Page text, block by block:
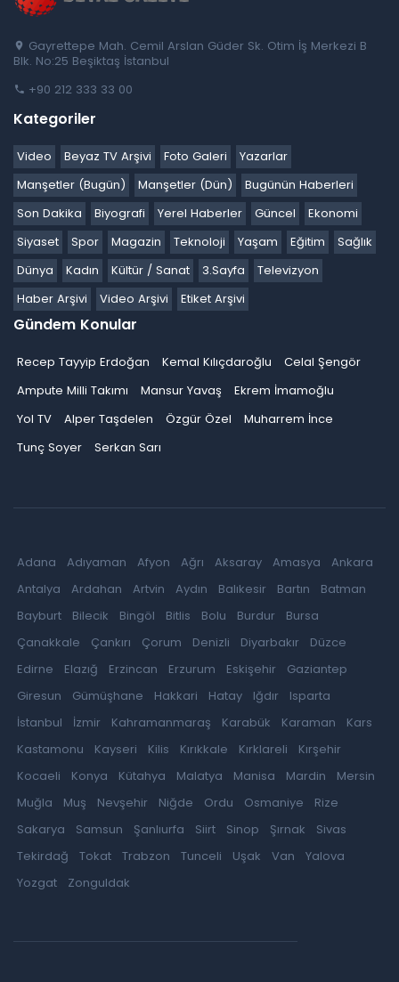
Gayrettepe Mah. Cemil Arslan Güder Sk. Otim İş Merkezi B
Blk. No:25 Beşiktaş İstanbul
+90 212 333 33 00
Kategoriler
Video Beyaz TV Arşivi Foto Galeri
Yazarlar
Manşetler (Bugün)
Manşetler (Dün)
Bugünün Haberleri
Son Dakika
Biyografi Yerel Haberler Güncel
Ekonomi
Siyaset
Spor Magazin Teknoloji Yaşam Eğitim
Sağlık
Dünya
Kadın Kültür / Sanat 3.Sayfa
Televizyon
Haber Arşivi
Video Arşivi Etiket Arşivi
Gündem Konular
Recep Tayyip Erdoğan Kemal Kılıçdaroğlu
Celal Şengör
Ampute Milli Takımı
Mansur Yavaş
Ekrem İmamoğlu
Yol TV
Alper Taşdelen Özgür Özel
Muharrem İnce
Tunç Soyer
Serkan Sarı
Adana Adıyaman Afyon Ağrı Aksaray Amasya
Ankara
Antalya
Ardahan Artvin Aydın Balıkesir Bartın
Batman
Bayburt
Bilecik Bingöl Bitlis Bolu Burdur
Bursa
Çanakkale
Çankırı Çorum Denizli Diyarbakır
Düzce
Edirne
Elazığ Erzincan Erzurum Eskişehir
Gaziantep
Giresun
Gümüşhane Hakkari Hatay Iğdır
Isparta
İstanbul
İzmir Kahramanmaraş Karabük Karaman
Kars
Kastamonu
Kayseri Kilis Kırıkkale Kırklareli
Kırşehir
Kocaeli
Konya Kütahya Malatya Manisa Mardin
Mersin
Muğla
Muş Nevşehir Niğde Ordu Osmaniye
Rize
Sakarya
Samsun Şanlıurfa Siirt Sinop Şırnak
Sivas
Tekirdağ
Tokat Trabzon Tunceli Uşak Van
Yalova
Yozgat
Zonguldak